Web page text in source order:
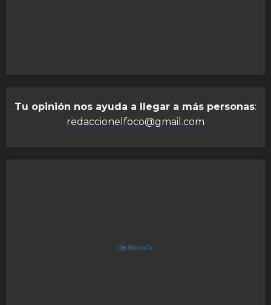
Tu opinión nos ayuda a llegar a más personas:
redaccionelfoco@gmail.com
@elfocovzla